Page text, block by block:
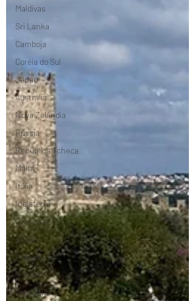
Maldivas
Sri Lanka
Camboja
Coréia do Sul
Japão
Austrália
Nova Zelândia
Rússia
República Tcheca
Malta
Itália
Inglaterra
Espanha
Bélgica
França
Holanda
Argentina